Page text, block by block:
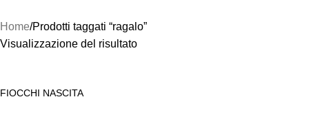
Home Prodotti taggati “ragalo”
Visualizzazione del risultato
FIOCCHI NASCITA